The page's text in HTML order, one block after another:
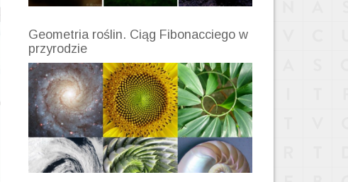
Geometria roślin. Ciąg Fibonacciego w
przyrodzie